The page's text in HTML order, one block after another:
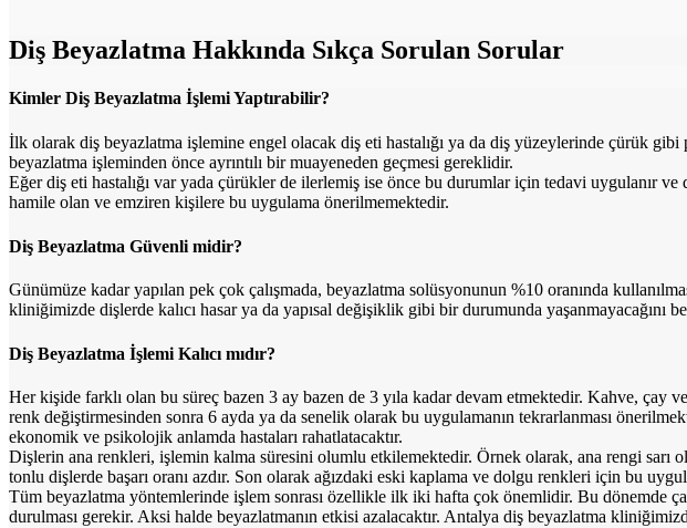
Diş Beyazlatma Hakkında Sıkça Sorulan Sorular
Kimler Diş Beyazlatma İşlemi Yaptırabilir?
İlk olarak diş beyazlatma işlemine engel olacak diş eti hastalığı ya da diş yüzeylerinde çürük
beyazlatma işleminden önce ayrıntılı bir muayeneden geçmesi gereklidir.
Eğer diş eti hastalığı var yada çürükler de ilerlemiş ise önce bu durumlar için tedavi uygulanır
hamile olan ve emziren kişilere bu uygulama önerilmemektedir.
Diş Beyazlatma Güvenli midir?
Günümüze kadar yapılan pek çok çalışmada, beyazlatma solüsyonunun %10 oranında
kliniğimizde dişlerde kalıcı hasar ya da yapısal değişiklik gibi bir durumunda yaşanmayacağını
Diş Beyazlatma İşlemi Kalıcı mıdır?
Her kişide farklı olan bu süreç bazen 3 ay bazen de 3 yıla kadar devam etmektedir. Kahve, çay
renk değiştirmesinden sonra 6 ayda ya da senelik olarak bu uygulamanın tekrarlanması
ekonomik ve psikolojik anlamda hastaları rahatlatacaktır.
Dişlerin ana renkleri, işlemin kalma süresini olumlu etkilemektedir. Örnek olarak, ana rengi sarı
tonlu dişlerde başarı oranı azdır. Son olarak ağızdaki eski kaplama ve dolgu renkleri için bu
Tüm beyazlatma yöntemlerinde işlem sonrası özellikle ilk iki hafta çok önemlidir. Bu dönemde
durulması gerekir. Aksi halde beyazlatmanın etkisi azalacaktır. Antalya diş beyazlatma